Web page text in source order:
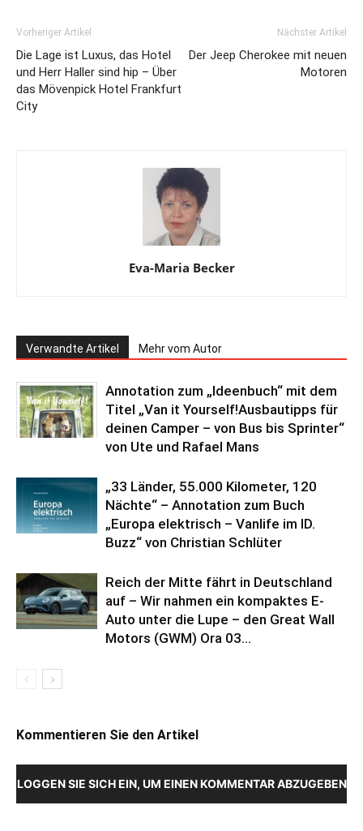
Vorheriger Artikel
Die Lage ist Luxus, das Hotel
und Herr Haller sind hip – Über
das Mövenpick Hotel Frankfurt
City
Nächster Artikel
Der Jeep Cherokee mit neuen
Motoren
Eva-Maria Becker
Verwandte Artikel Mehr vom Autor
Annotation zum „Ideenbuch“ mit dem
Titel „Van it Yourself!Ausbautipps für
deinen Camper – von Bus bis Sprinter“
von Ute und Rafael Mans
„33 Länder, 55.000 Kilometer, 120
Nächte“ – Annotation zum Buch
„Europa elektrisch – Vanlife im ID.
Buzz“ von Christian Schlüter
Reich der Mitte fährt in Deutschland
auf – Wir nahmen ein kompaktes E-
Auto unter die Lupe – den Great Wall
Motors (GWM) Ora 03...
Kommentieren Sie den Artikel
LOGGEN SIE SICH EIN, UM EINEN KOMMENTAR ABZUGEBEN